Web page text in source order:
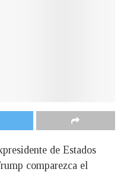
de Estados
comparezca el